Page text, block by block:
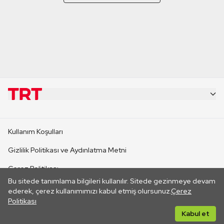
Bu sitede tanımlama bilgileri kullanılır. Sitede gezinmeye devam
ederek, çerez kullanımımızı kabul etmiş olursunuz.Çerez
Politikası
Kabul et
CANLI YAYINLAR
Kullanım Koşulları
Gizlilik Politikası ve Aydınlatma Metni
Çerez Politikası
İletişim
Her hakkı saklıdır. ©2026 TRT. Bağlantı yoluyla gidilen dış